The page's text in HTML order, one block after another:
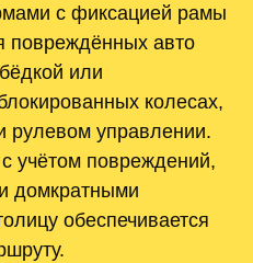
с фиксацией рамы
повреждённых авто
или
колесах,
рулевом управлении.
учётом повреждений,
домкратными
обеспечивается